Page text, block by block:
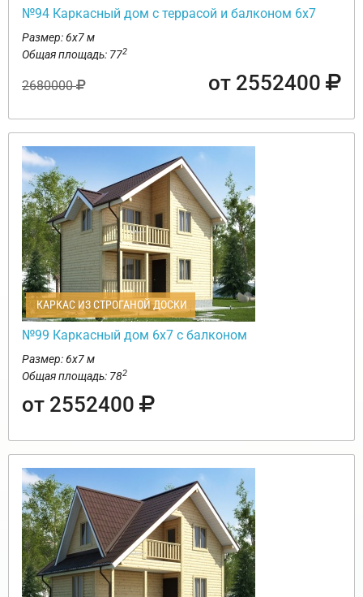
№94 Каркасный дом с террасой и балконом 6х7
Размер: 6х7 м
Общая площадь: 772
2680000 от 2552400
КАРКАС ИЗ СТРОГАНОЙ ДОСКИ
№99 Каркасный дом 6х7 с балконом
Размер: 6х7 м
Общая площадь: 782
от 2552400